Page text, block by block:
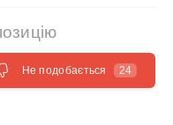
Не подобається 24